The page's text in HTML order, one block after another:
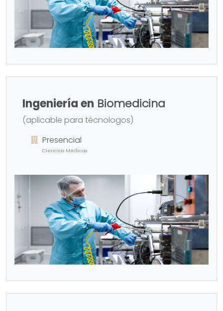
Ingeniería en Biomedicina
(aplicable para técnologos)
Presencial
Ciencias Médicas